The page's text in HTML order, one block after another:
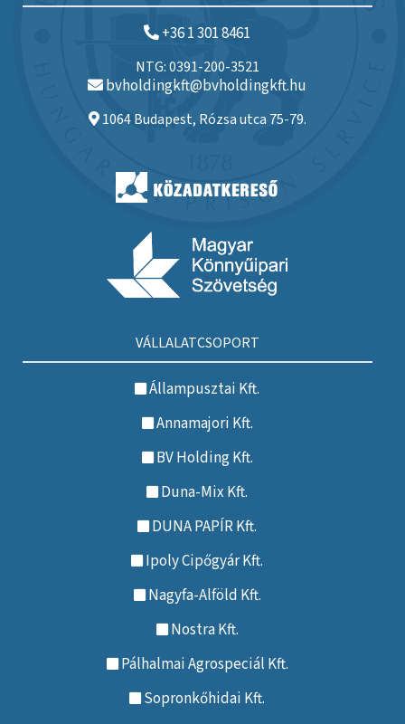
+36 1 301 8461
NTG: 0391-200-3521
bvholdingkft@bvholdingkft.hu
1064 Budapest, Rózsa utca 75-79.
VÁLLALATCSOPORT
Állampusztai Kft.
Annamajori Kft.
BV Holding Kft.
Duna-Mix Kft.
DUNA PAPÍR Kft.
Ipoly Cipőgyár Kft.
Nagyfa-Alföld Kft.
Nostra Kft.
Pálhalmai Agrospeciál Kft.
Sopronkőhidai Kft.